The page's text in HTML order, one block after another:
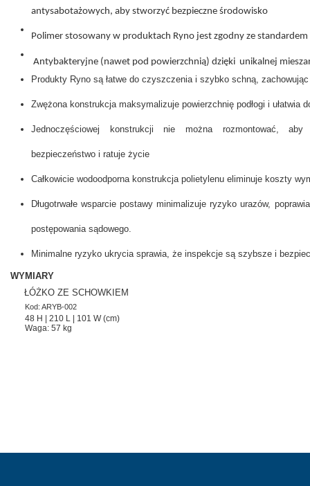
SZAFKI PRZYŁÓŻKOWE-en
MEBLE PIANKOWE FEEK
MEBLE BEHAWIORALNE-en
MEBLE WIĘZIENNE-en
OBUDOWA OCHRONNA TV
OSŁONA GRZEJNIKA
SZAFKI PRZYŁÓŻKOWE-en
MEBLE BEHAWIORALNE-en
KAMIZELKA
FOTEL
antysabotażowych, aby stworzyć bezpieczne środowisko
Polimer stosowany w produktach Ryno jest zgodny ze standardem
Antybakteryjne (nawet pod powierzchnią) dzięki unikalnej
Produkty Ryno są łatwe do czyszczenia i szybko schną,
Zwężona konstrukcja maksymalizuje powierzchnię podłogi i ułatwia
Jednoczęściowej konstrukcji nie można rozmontować,
bezpieczeństwo i ratuje życie
Całkowicie wodoodporna konstrukcja polietylenu eliminuje koszty
Długotrwałe wsparcie postawy minimalizuje ryzyko urazów,
postępowania sądowego.
Minimalne ryzyko ukrycia sprawia, że inspekcje są szybsze i
WYMIARY
ŁÓŻKO ZE SCHOWKIEM
Kod: ARYB-002
48 H | 210 L | 101 W (cm)
Waga: 57 kg